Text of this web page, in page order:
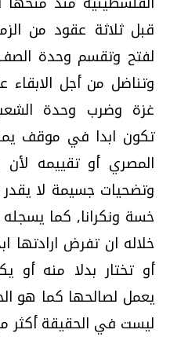
قبل ثلاثة عقود من
لفتح‏‏ وتقسم وحدة
وتناضل من أجل
غزة وضرب وحدة
تكون ابدا في موقف
المصري أو تقييمه‏‏ لأن
وتضحيات جسيمة لا
خسة ونكرانا‏,‏ كما
خلاله ان تفرض
أو تختار بدلا منه‏‏
يعمل لصالحها‏‏ كما هو
ليست في الحقيقة أكثر